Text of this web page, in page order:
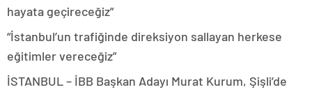
hayata geçireceğiz”
“İstanbul’un trafiğinde direksiyon sallayan herkese
eğitimler vereceğiz”
İSTANBUL – İBB Başkan Adayı Murat Kurum, Şişli’de